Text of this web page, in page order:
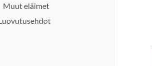
Muut eläimet